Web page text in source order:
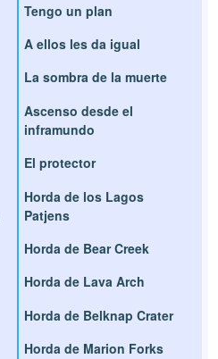
Tengo un plan
A ellos les da igual
La sombra de la muerte
Ascenso desde el
inframundo
El protector
Horda de los Lagos
Patjens
Horda de Bear Creek
Horda de Lava Arch
Horda de Belknap Crater
Horda de Marion Forks